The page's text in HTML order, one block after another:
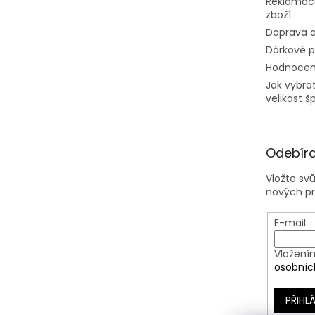
zboží
Doprava
Dárkové
Jak
velikost
Vložte
nových
E-mail